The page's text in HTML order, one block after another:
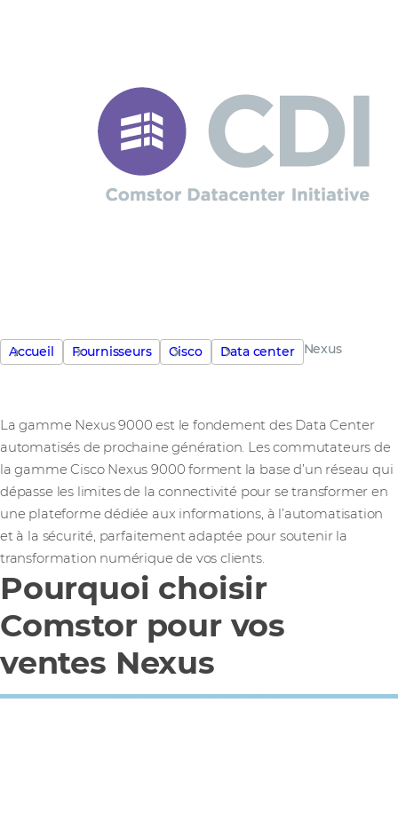
Accueil Fournisseurs Cisco Data center Nexus
La gamme Nexus 9000 est le fondement des Data Center
automatisés de prochaine génération. Les commutateurs de
la gamme Cisco Nexus 9000 forment la base d’un réseau qui
dépasse les limites de la connectivité pour se transformer en
une plateforme dédiée aux informations, à l’automatisation
et à la sécurité, parfaitement adaptée pour soutenir la
transformation numérique de vos clients.
Pourquoi choisir
Comstor pour vos
ventes Nexus